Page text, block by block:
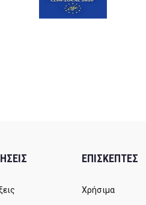
ΕΠΙΣΚΕΠΤΕΣ
Χρήσιμα